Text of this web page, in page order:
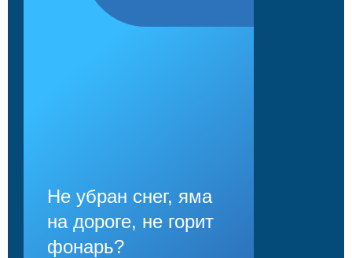
Не убран снег, яма
на дороге, не горит
фонарь?